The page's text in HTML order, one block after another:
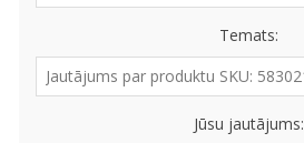
Temats:
Jūsu jautājums: